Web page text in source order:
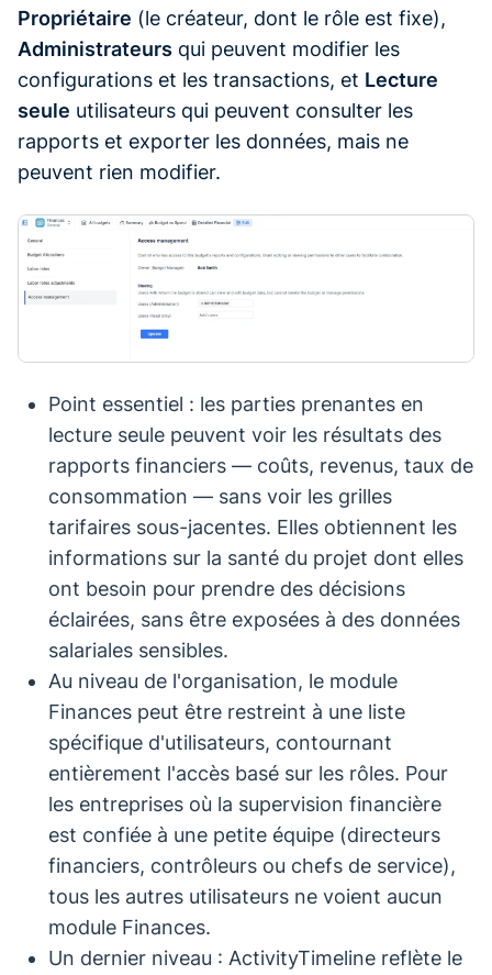
Propriétaire (le créateur, dont le rôle est fixe),
Administrateurs qui peuvent modifier les
configurations et les transactions, et Lecture
seule utilisateurs qui peuvent consulter les
rapports et exporter les données, mais ne
peuvent rien modifier.
Point essentiel : les parties prenantes en
lecture seule peuvent voir les résultats des
rapports financiers — coûts, revenus, taux de
consommation — sans voir les grilles
tarifaires sous-jacentes. Elles obtiennent les
informations sur la santé du projet dont elles
ont besoin pour prendre des décisions
éclairées, sans être exposées à des données
salariales sensibles.
Au niveau de l'organisation, le module
Finances peut être restreint à une liste
spécifique d'utilisateurs, contournant
entièrement l'accès basé sur les rôles. Pour
les entreprises où la supervision financière
est confiée à une petite équipe (directeurs
financiers, contrôleurs ou chefs de service),
tous les autres utilisateurs ne voient aucun
module Finances.
Un dernier niveau : ActivityTimeline reflète le